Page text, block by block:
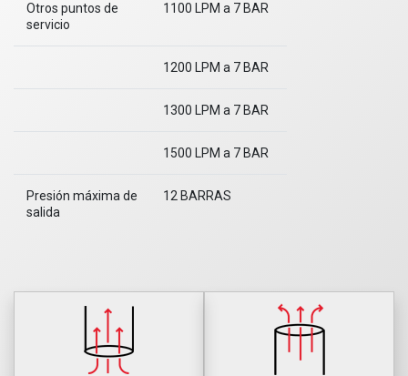
Otros puntos de
servicio
1100 LPM a 7 BAR
1200 LPM a 7 BAR
1300 LPM a 7 BAR
1500 LPM a 7 BAR
Presión máxima de
salida
12 BARRAS